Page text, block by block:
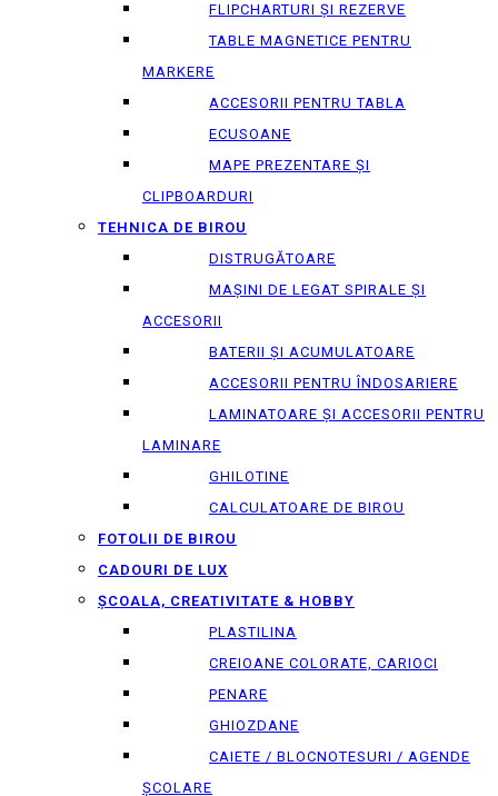
FLIPCHARTURI ȘI REZERVE
TABLE MAGNETICE PENTRU
MARKERE
ACCESORII PENTRU TABLA
ECUSOANE
MAPE PREZENTARE ȘI
CLIPBOARDURI
TEHNICA DE BIROU
DISTRUGĂTOARE
MAȘINI DE LEGAT SPIRALE ȘI
ACCESORII
BATERII ȘI ACUMULATOARE
ACCESORII PENTRU ÎNDOSARIERE
LAMINATOARE ȘI ACCESORII PENTRU
LAMINARE
GHILOTINE
CALCULATOARE DE BIROU
FOTOLII DE BIROU
CADOURI DE LUX
ȘCOALA, CREATIVITATE & HOBBY
PLASTILINA
CREIOANE COLORATE, CARIOCI
PENARE
GHIOZDANE
CAIETE / BLOCNOTESURI / AGENDE
ȘCOLARE